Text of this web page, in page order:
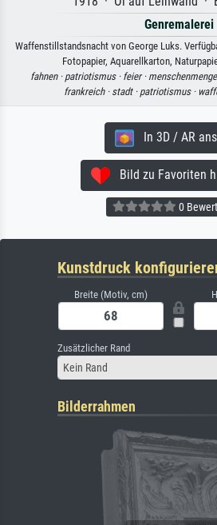
Genremalerei
Waffenstillstandsnacht von George Luks.
Fotopapier, Aquarellkarton,
fahnen · patriotismus · feier ·
frankreich · stadt · patriotismus ·
In 3D / AR
Bild zu Favoriten
0
Kunstdruck
Breite (Motiv, cm)
Zusätzlicher Rand
Kein Rand
Bilderrahmen